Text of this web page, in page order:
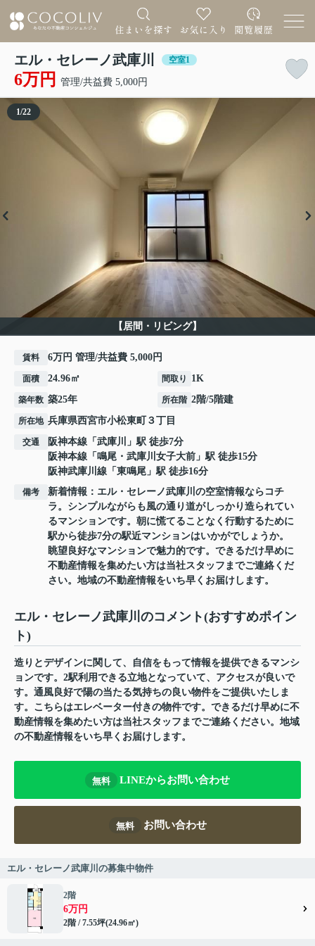
エル・セレーノ武庫川 空室1
6万円 管理/共益費 5,000円
【居間・リビング】
1/22
賃料 6万円 管理/共益費 5,000円
面積 24.96㎡ 間取り 1K
築年数 築25年 所在階 2階/5階建
所在地 兵庫県西宮市小松東町 ３丁目
交通 阪神本線 「 武庫川
」駅 徒歩7分
阪神本線 「 鳴尾・武庫川女子大前 」駅 徒歩15分
阪神武庫川線 「 東鳴尾 」駅 徒歩16分
備考
新着情報：エル・セレーノ武庫川の空室情報ならコチ
ラ。シンプルながらも風の通り道がしっかり造られてい
るマンションです。朝に慌てることなく行動するために
駅から徒歩7分の駅近マンションはいかがでしょうか。
眺望良好なマンションで魅力的です。できるだけ早めに
不動産情報を集めたい方は当社スタッフまでご連絡くだ
さい。地域の不動産情報をいち早くお届けします。
エル・セレーノ武庫川のコメント(おすすめポイン
ト)
造りとデザインに関して、自信をもって情報を提供できるマンシ
ョンです。2駅利用できる立地となっていて、アクセスが良いで
す。通風良好で陽の当たる気持ちの良い物件をご提供いたしま
す。こちらはエレベーター付きの物件です。できるだけ早めに不
動産情報を集めたい方は当社スタッフまでご連絡ください。地域
の不動産情報をいち早くお届けします。
無料 LINEからお問い合わせ
無料 お問い合わせ
エル・セレーノ武庫川の募集中物件
2階
6万円
2階 / 7.55坪(24.96㎡)